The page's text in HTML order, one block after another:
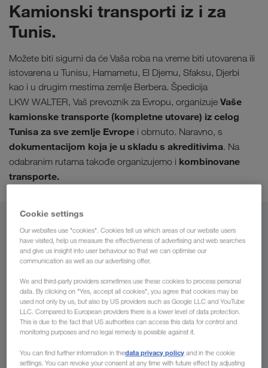
Kamionski transporti iz i za
Tunis.
Možete biti sigurni da će Vaša roba na vreme biti utovarena ili
istovarena u Tunisu, Hamametu, El Djemu, Sfaksu, Djerbi
kao i u drugim mestima zemlje Berbera. Špedicija
LKW WALTER, Vaš prevoznik za Evropu, organizuje Vaše
kamionske transporte (kompletne utovare) iz celog
Tunisa za sve zemlje Evrope i obrnuto. Naravno, s
dokumentacijom koja je u skladu s akreditivima. Na
odabranim rutama takođe organizujemo i kombinovane
transporte.
Severna Makedonija
Za
Država
Cookie settings
Our websites use "cookies". Cookies tell us which areas of our website users
have visited, help us measure the effectiveness of advertising and web searches
and give us insight into user behaviour so that we can optimise our
communication as well as our advertising offer.
We and third-party providers sometimes use these cookies to process personal
data. By clicking on "Yes, accept all cookies", you agree that cookies may be
used not only by us, but also by US providers such as Google LLC and YouTube
LLC. Compared to European providers there is a lower level of data protection.
This is due to the fact that US authorities can access this data for control and
monitoring purposes and no legal remedy is possible against it.
You can find further information in thedata privacy policy and in the cookie
settings. You can revoke your consent at any time with future effect by adjusting